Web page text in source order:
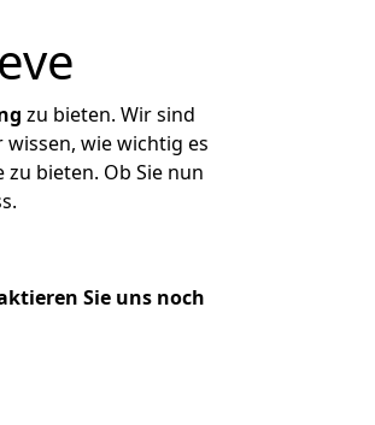
zu bieten. Wir sind
wie wichtig es
bieten. Ob Sie nun
Sie uns noch